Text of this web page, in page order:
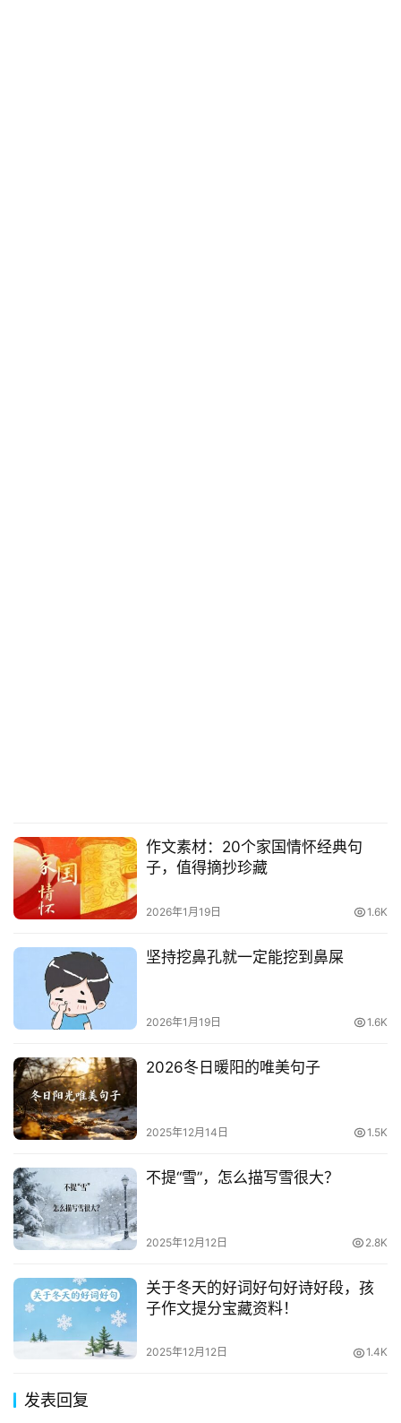
作文素材：20个家国情怀经典句
子，值得摘抄珍藏
2026年1月19日 1.6K
坚持挖鼻孔就一定能挖到鼻屎
2026年1月19日 1.6K
2026冬日暖阳的唯美句子
2025年12月14日 1.5K
不提“雪”，怎么描写雪很大？
2025年12月12日 2.8K
关于冬天的好词好句好诗好段，孩
子作文提分宝藏资料！
2025年12月12日 1.4K
发表回复